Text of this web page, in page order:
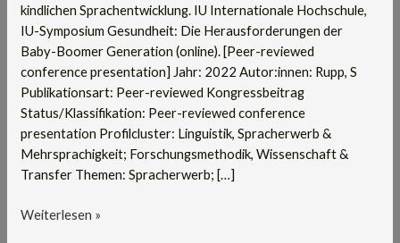
kindlichen Sprachentwicklung. IU Internationale Hochschule,
IU-Symposium Gesundheit: Die Herausforderungen der
Baby-Boomer Generation (online). [Peer-reviewed
conference presentation] Jahr: 2022 Autor:innen: Rupp, S
Publikationsart: Peer-reviewed Kongressbeitrag
Status/Klassifikation: Peer-reviewed conference
presentation Profilcluster: Linguistik, Spracherwerb &
Mehrsprachigkeit; Forschungsmethodik, Wissenschaft &
Transfer Themen: Spracherwerb; […]
Beispiel
der
kindlichen
Sprachentwicklung
Weiterlesen »